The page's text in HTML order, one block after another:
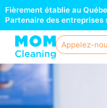
Aller
au
contenu
Fièrement établie au
Partenaire des entreprises
Appelez-